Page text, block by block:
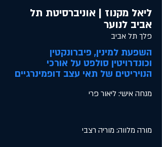
ליאל מקנוז | אוניברסיטת תל
אביב לנוער
פלך תל אביב
השפעת למינין, פיברונקטין
וכונדרויטין סולפט על אורכי
הנויריטים של תאי עצב דופמינרגיים
מנחה אישי: ליאור פרי
מורה מלווה: מוריה רצבי